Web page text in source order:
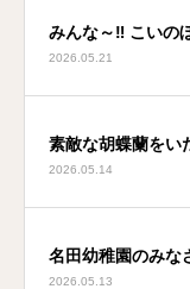
みんな～‼ こいの
2026.05.21
素敵な胡蝶蘭をい
2026.05.14
名田幼稚園のみな
2026.05.13